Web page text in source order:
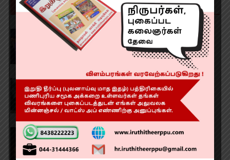
RELATED ARTICLES MORE FROM AUTHOR
‘டான்ஸ் டான் 2’
அடுத்து முதல்வர் விஜய் யின் வாழ்க்கை
படமா?!
ஜனநாயகன் விமர்சனம் RATING 2.9/5